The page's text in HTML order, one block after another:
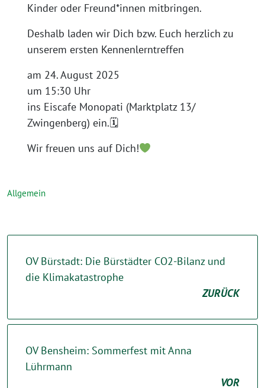
Kinder oder Freund*innen mitbringen.
Deshalb laden wir Dich bzw. Euch herzlich zu
unserem ersten Kennenlerntreffen
am 24. August 2025
um 15:30 Uhr
ins Eiscafe Monopati (Marktplatz 13/
Zwingenberg) ein.🗓
Wir freuen uns auf Dich!
Allgemein
OV Bürstadt: Die Bürstädter CO2-Bilanz und
die Klimakatastrophe
ZURÜCK
OV Bensheim: Sommerfest mit Anna
Lührmann
VOR